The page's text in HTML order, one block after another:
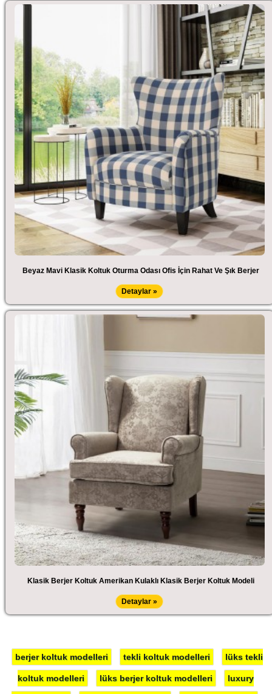
Beyaz Mavi Klasik Koltuk Oturma Odası Ofis İçin Rahat Ve Şık Berjer
Detaylar »
Klasik Berjer Koltuk Amerikan Kulaklı Klasik Berjer Koltuk Modeli
Detaylar »
berjer koltuk modelleri tekli koltuk modelleri lüks tekli
koltuk modelleri lüks berjer koltuk modelleri luxury